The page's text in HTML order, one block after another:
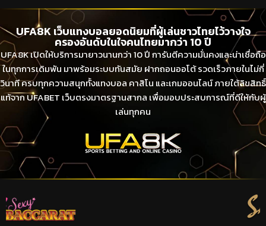
UFA8K เว็บแทงบอลยอดนิยมที่ผู้เล่นชาวไทยไว้วางใจ
ครองอันดับในใจคนไทยมากว่า 10 ปี
UFA8K เปิดให้บริการมายาวนานกว่า 10 ปี การันตีความมั่นคงและน่าเชื่อถือ
ในทุกการเดิมพัน มาพร้อมระบบทันสมัย ฝากถอนออโต้ รวดเร็วภายในไม่กี่
วินาที ครบทุกความสนุกทั้งแทงบอล คาสิโน และเกมออนไลน์ ภายใต้ลิขสิทธิ์
แท้จาก UFABET เว็บตรงมาตรฐานสากล เพื่อมอบประสบการณ์ที่ดีให้กับผู้
เล่นทุกคน